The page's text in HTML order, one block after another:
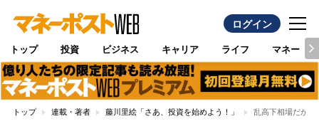
ログイン
トップ 投資 ビジネス キャリア ライフ マネー
トップ 連載・著者 藤川里絵「さあ、投資を始めよう！」 乱高下相場だか